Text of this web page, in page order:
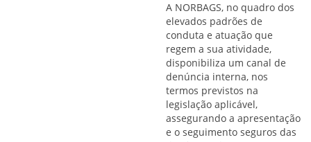
A NORBAGS, no quadro dos
elevados padrões de
conduta e atuação que
regem a sua atividade,
disponibiliza um canal de
denúncia interna, nos
termos previstos na
legislação aplicável,
assegurando a apresentação
e o seguimento seguros das